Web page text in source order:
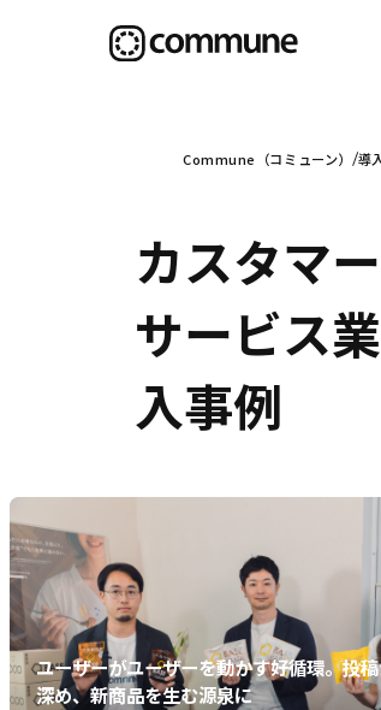
Commune（コミューン） 導
カスタマ
サービス
入事例
ユーザーがユーザーを動かす好循環。投
深め、新商品を生む源泉に